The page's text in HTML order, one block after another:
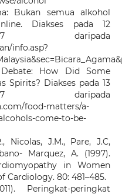
Bukan semua alkohol
Diakses pada 12
daripada
info.asp?
How Did Some
Spirits? Diakses pada 13
daripada
food-matters/a-
come-to-be-
Nicolas, J.M., Pare, J.C,
Marquez, A. (1997).
in Women
Cardiology. 80: 481–485.
Peringkat-peringkat